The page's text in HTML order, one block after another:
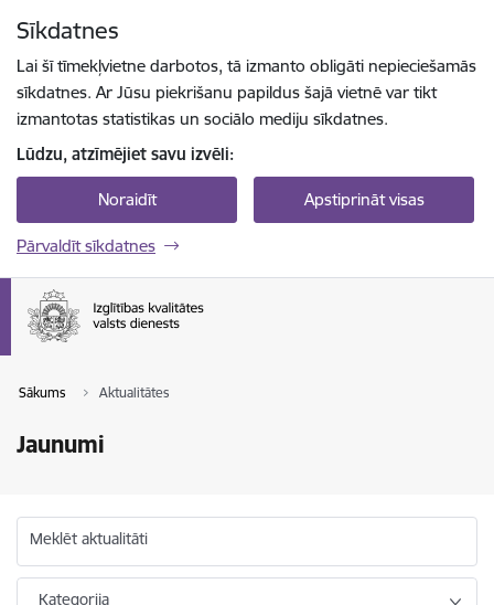
Sīkdatnes
Lai šī tīmekļvietne darbotos, tā izmanto obligāti nepieciešamās
sīkdatnes. Ar Jūsu piekrišanu papildus šajā vietnē var tikt
izmantotas statistikas un sociālo mediju sīkdatnes.
Lūdzu, atzīmējiet savu izvēli:
Noraidīt Apstiprināt visas
Pārvaldīt sīkdatnes
Sākums Aktualitātes
Jaunumi
Meklēt aktualitāti
Kategorija